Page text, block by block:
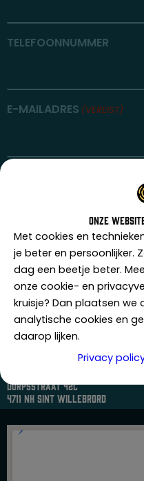
TELEFOONNUMMER
E-MAILADRES (VEREIST)
Dorpsstraat 42c
4711 nh sint willebrord
Onze
Met cookies en
je beter en persoonlijker.
dag een beetje beter.
onze cookie- en
kruisje? Dan plaatsen we
analytische cookies en
daarop lijken.
Privacy